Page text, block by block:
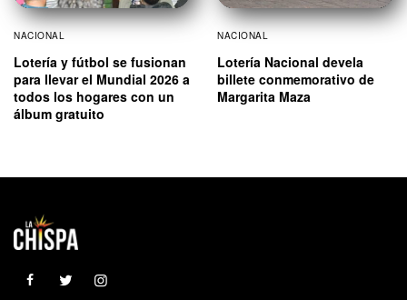
NACIONAL
Lotería y fútbol se fusionan
para llevar el Mundial 2026 a
todos los hogares con un
álbum gratuito
NACIONAL
Lotería Nacional devela
billete conmemorativo de
Margarita Maza